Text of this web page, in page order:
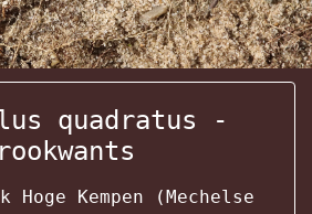
quadratus -
Kempen (Mechelse